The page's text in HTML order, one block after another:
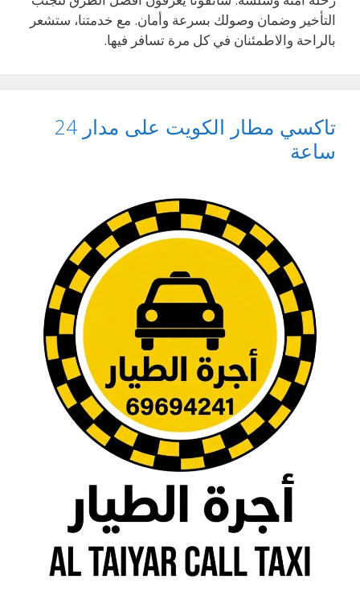
التأخير وضمان وصولك بسرعة وأمان. مع خدمتنا، ستشعر
بالراحة والاطمئنان في كل مرة تسافر فيها.
تاكسي مطار الكويت على مدار 24
ساعة